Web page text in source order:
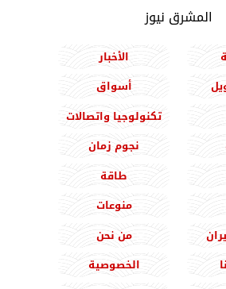
المشرق نيوز
الأخبار
أسواق
تكنولوجيا واتصالات
نجوم زمان
طاقة
منوعات
من نحن
الخصوصية